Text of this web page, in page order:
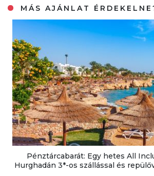
MÁS AJÁNLAT
Pénztárcabarát: Egy hetes All
Hurghadán 3*-os szállással és